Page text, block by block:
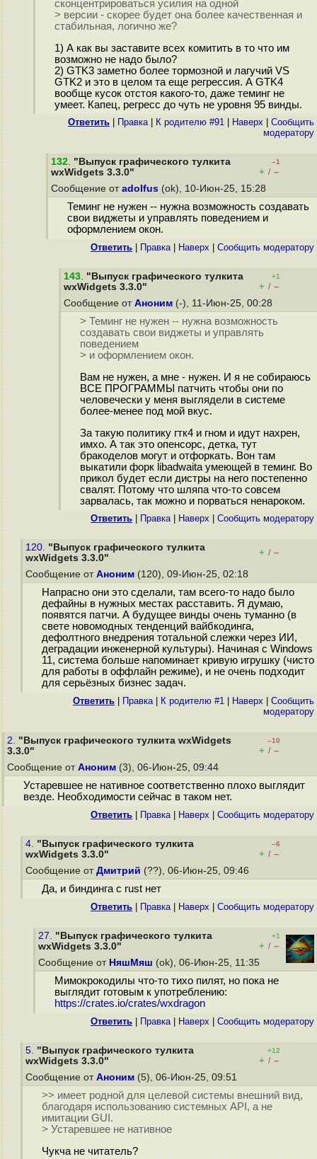
сконцентрироваться усилия на одной
> версии - скорее будет она более качественная и
стабильная, логично же?
1) А как вы заставите всех комитить в то что им
возможно не надо было?
2) GTK3 заметно более тормозной и лагучий VS
GTK2 и это в целом та еще регрессия. А GTK4
вообще кусок отстоя какого-то, даже теминг не
умеет. Капец, регресс до чуть не уровня 95 винды.
Ответить Правка| К родителю #91 Наверх
Cообщить
модератору
132. "Выпуск графического тулкита
wxWidgets 3.3.0"
–1
+ / –
Сообщение от adolfus (ok), 10-Июн-25, 15:28
Теминг не нужен -- нужна возможность создавать
свои виджеты и управлять поведением и
оформлением окон.
Ответить Правка| Наверх Cообщить модератору
143. "Выпуск графического тулкита
wxWidgets 3.3.0"
+1
+ / –
Сообщение от Аноним (-), 11-Июн-25, 00:28
> Теминг не нужен -- нужна возможность
создавать свои виджеты и управлять
поведением
> и оформлением окон.
Вам не нужен, а мне - нужен. И я не собираюсь
ВСЕ ПРОГРАММЫ патчить чтобы они по
человечески у меня выглядели в системе
более-менее под мой вкус.
За такую политику гтк4 и гном и идут нахрен,
имхо. А так это опенсорс, детка, тут
бракоделов могут и отфоркать. Вон там
выкатили форк libadwaita умеющей в теминг. Во
прикол будет если дистры на него постепенно
свалят. Потому что шляпа что-то совсем
зарвалась, так можно и порваться ненароком.
Ответить Правка| Наверх Cообщить модератору
120. "Выпуск графического тулкита
wxWidgets 3.3.0"
+ / –
Сообщение от Аноним (120), 09-Июн-25, 02:18
Напрасно они это сделали, там всего-то надо было
дефайны в нужных местах расставить. Я думаю,
появятся патчи. А будущее винды очень туманно (в
свете новомодных тенденций вайбкодинга,
дефолтного внедрения тотальной слежки через ИИ,
деградации инженерной культуры). Начиная с Windows
11, система больше напоминает кривую игрушку (чисто
для работы в оффлайн режиме), и не очень подходит
для серьёзных бизнес задач.
Ответить Правка| К родителю #1 Наверх
Cообщить
модератору
2. "Выпуск графического тулкита wxWidgets
3.3.0"
–10
+ / –
Сообщение от Аноним (3), 06-Июн-25, 09:44
Устаревшее не нативное соответственно плохо выглядит
везде. Необходимости сейчас в таком нет.
Ответить Правка| Наверх Cообщить модератору
4. "Выпуск графического тулкита
wxWidgets 3.3.0"
–6
+ / –
Сообщение от Дмитрий (??), 06-Июн-25, 09:46
Да, и биндинга с rust нет
Ответить Правка| Наверх Cообщить модератору
27. "Выпуск графического тулкита
wxWidgets 3.3.0"
+1
+ / –
Сообщение от НяшМяш (ok), 06-Июн-25, 11:35
Мимокрокодилы что-то тихо пилят, но пока не
выглядит готовым к употреблению:
https://crates.io/crates/wxdragon
Ответить Правка| Наверх Cообщить модератору
5. "Выпуск графического тулкита
wxWidgets 3.3.0"
+12
+ / –
Сообщение от Аноним (5), 06-Июн-25, 09:51
>> имеет родной для целевой системы внешний вид,
благодаря использованию системных API, а не
имитации GUI.
> Устаревшее не нативное
Чукча не читатель?